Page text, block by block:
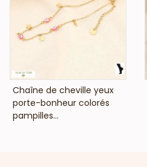
VOIR LE PRIX
Chaîne de cheville yeux
porte-bonheur colorés
pampilles...